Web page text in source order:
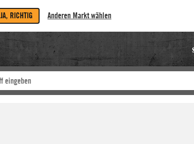
JA, RICHTIG Anderen Markt wählen